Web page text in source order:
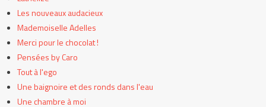
Les nouveaux audacieux
Mademoiselle Adelles
Merci pour le chocolat !
Pensées by Caro
Tout à l'ego
Une baignoire et des ronds dans l'eau
Une chambre à moi